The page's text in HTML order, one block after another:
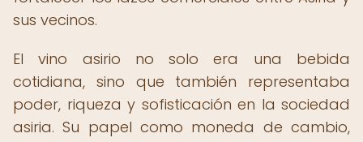
sus vecinos.
El vino asirio no solo era una bebida
cotidiana, sino que también representaba
poder, riqueza y sofisticación en la sociedad
asiria. Su papel como moneda de cambio,